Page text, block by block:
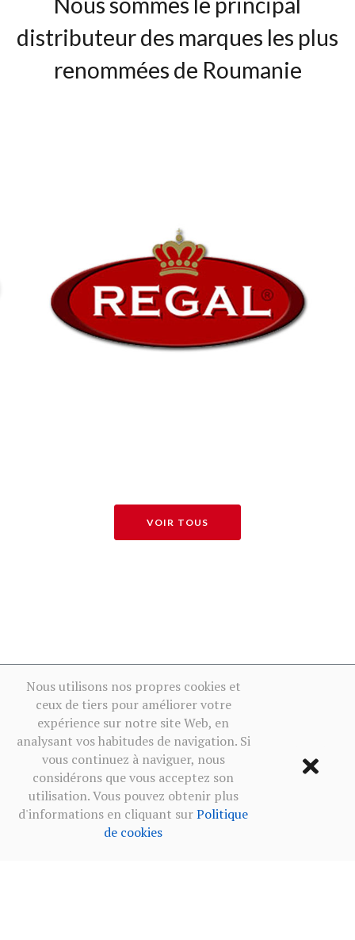
distributeur des marques les plus
renommées de Roumanie
VOIR TOUS
Nous utilisons nos propres cookies et
ceux de tiers pour améliorer votre
expérience sur notre site Web, en
analysant vos habitudes de navigation. Si
vous continuez à naviguer, nous
considérons que vous acceptez son
utilisation. Vous pouvez obtenir plus
d'informations en cliquant surPolitique
de cookies